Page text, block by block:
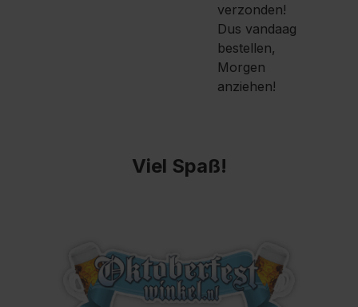
verzonden!
Dus vandaag
bestellen,
Morgen
anziehen!
Viel Spaß!